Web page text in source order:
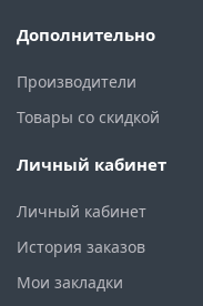
Дополнительно
Производители
Товары со скидкой
Личный кабинет
Личный кабинет
История заказов
Мои закладки